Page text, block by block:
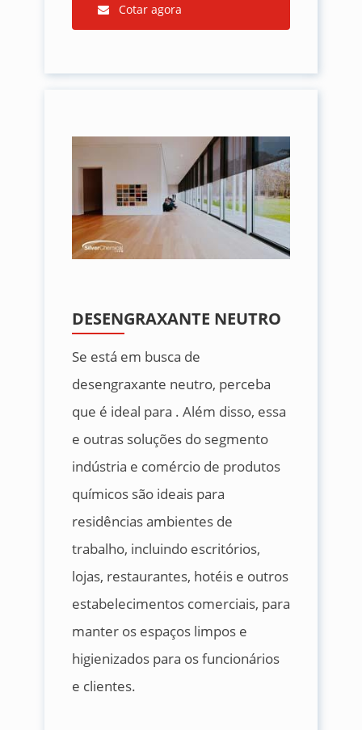
Cotar agora
DESENGRAXANTE NEUTRO
Se está em busca de
desengraxante neutro, perceba
que é ideal para . Além disso, essa
e outras soluções do segmento
indústria e comércio de produtos
químicos são ideais para
residências ambientes de
trabalho, incluindo escritórios,
lojas, restaurantes, hotéis e outros
estabelecimentos comerciais, para
manter os espaços limpos e
higienizados para os funcionários
e clientes.